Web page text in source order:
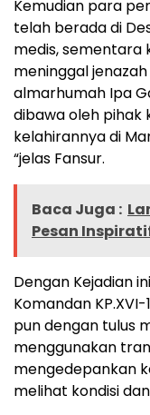
Kemudian para
telah berada di
medis, sementara
meninggal
almarhumah Ipa
dibawa oleh pihak
kelahirannya di
“jelas Fansur.
Baca Juga :
Pesan
Dengan Kejadian
Komandan
pun dengan tulus
menggunakan
mengedepankan
melihat kondisi